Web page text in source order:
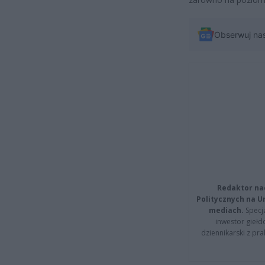
Obserwuj
Redaktor
Politycznych na
mediach.
inwestor
dziennikarski z